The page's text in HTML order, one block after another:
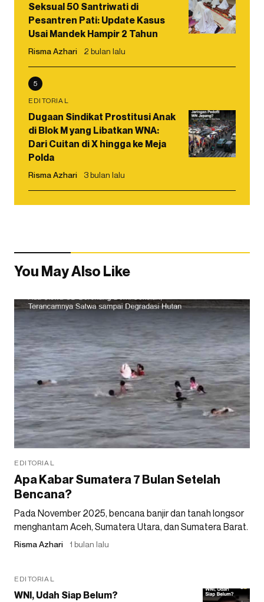
Seksual 50 Santriwati di
Pesantren Pati: Update Kasus
Usai Mandek Hampir 2 Tahun
Risma Azhari 2 bulan lalu
5
EDITORIAL
Dugaan Sindikat Prostitusi Anak
di Blok M yang Libatkan WNA:
Dari Cuitan di X hingga ke Meja
Polda
Risma Azhari 3 bulan lalu
You May Also Like
EDITORIAL
Apa Kabar Sumatera 7 Bulan Setelah
Bencana?
Pada November 2025, bencana banjir dan tanah longsor
menghantam Aceh, Sumatera Utara, dan Sumatera Barat.
Risma Azhari 1 bulan lalu
EDITORIAL
WNI, Udah Siap Belum?